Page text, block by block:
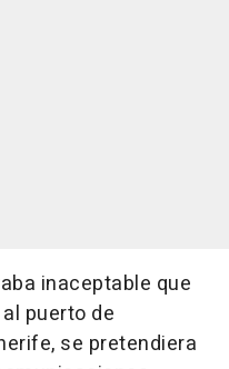
inaceptable que
puerto de
se pretendiera